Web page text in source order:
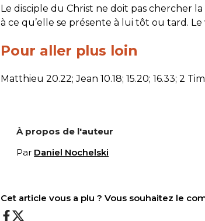
Le disciple du Christ ne doit pas chercher
à ce qu’elle se présente à lui tôt ou tard.
Pour aller plus loin
Matthieu 20.22; Jean 10.18; 15.20; 16.33; 2
À propos de l'auteur
Par Daniel Nochelski
Cet article vous a plu ? Vous souhaitez le